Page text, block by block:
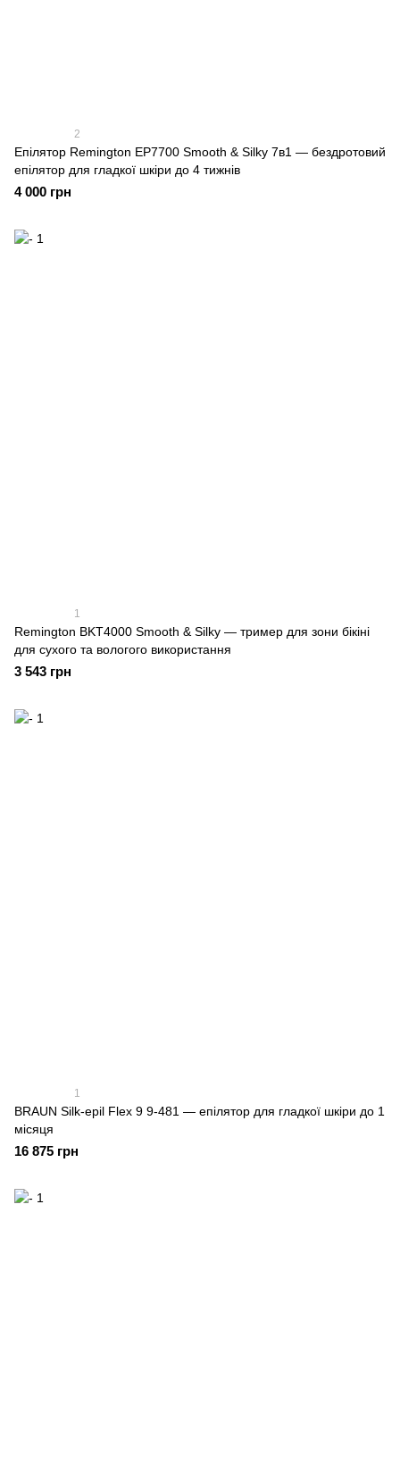
2
Епілятор Remington EP7700 Smooth & Silky 7в1 — бездротовий
епілятор для гладкої шкіри до 4 тижнів
4 000 грн
1
Remington BKT4000 Smooth & Silky — тример для зони бікіні
для сухого та вологого використання
3 543 грн
1
BRAUN Silk-epil Flex 9 9-481 — епілятор для гладкої шкіри до 1
місяця
16 875 грн